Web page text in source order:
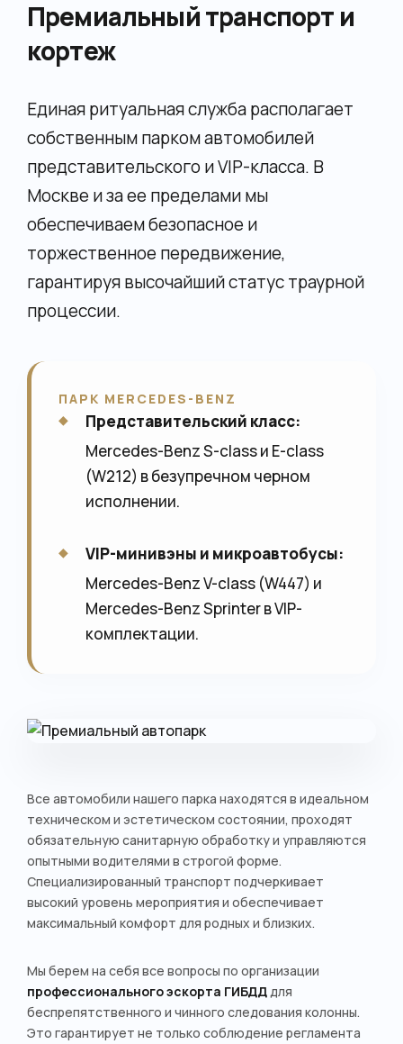
Премиальный транспорт и
кортеж
Единая ритуальная служба располагает
собственным парком автомобилей
представительского и VIP-класса. В
Москве и за ее пределами мы
обеспечиваем безопасное и
торжественное передвижение,
гарантируя высочайший статус траурной
процессии.
ПАРК MERCEDES-BENZ
Представительский класс:
Mercedes-Benz S-class и E-class
(W212) в безупречном черном
исполнении.
VIP-минивэны и микроавтобусы:
Mercedes-Benz V-class (W447) и
Mercedes-Benz Sprinter в VIP-
комплектации.
Все автомобили нашего парка находятся в идеальном
техническом и эстетическом состоянии, проходят
обязательную санитарную обработку и управляются
опытными водителями в строгой форме.
Специализированный транспорт подчеркивает
высокий уровень мероприятия и обеспечивает
максимальный комфорт для родных и близких.
Мы берем на себя все вопросы по организации
профессионального эскорта ГИБДДдля
беспрепятственного и чинного следования колонны.
Это гарантирует не только соблюдение регламента